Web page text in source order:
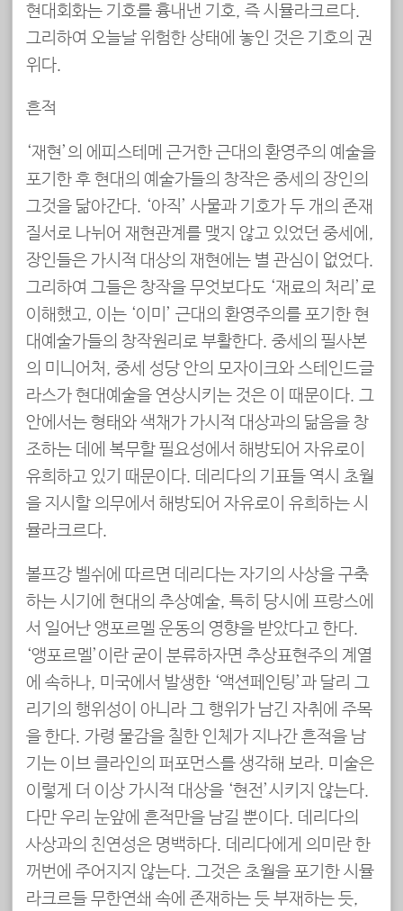
현대회화는 기호를 흉내낸 기호, 즉 시뮬라크르다.
그리하여 오늘날 위험한 상태에 놓인 것은 기호의 권
위다.
흔적
‘재현’의 에피스테메 근거한 근대의 환영주의 예술을
포기한 후 현대의 예술가들의 창작은 중세의 장인의
그것을 닮아간다. ‘아직’ 사물과 기호가 두 개의 존재
질서로 나뉘어 재현관계를 맺지 않고 있었던 중세에,
장인들은 가시적 대상의 재현에는 별 관심이 없었다.
그리하여 그들은 창작을 무엇보다도 ‘재료의 처리’로
이해했고, 이는 ‘이미’ 근대의 환영주의를 포기한 현
대예술가들의 창작원리로 부활한다. 중세의 필사본
의 미니어처, 중세 성당 안의 모자이크와 스테인드글
라스가 현대예술을 연상시키는 것은 이 때문이다. 그
안에서는 형태와 색채가 가시적 대상과의 닮음을 창
조하는 데에 복무할 필요성에서 해방되어 자유로이
유희하고 있기 때문이다. 데리다의 기표들 역시 초월
을 지시할 의무에서 해방되어 자유로이 유희하는 시
뮬라크르다.
볼프강 벨쉬에 따르면 데리다는 자기의 사상을 구축
하는 시기에 현대의 추상예술, 특히 당시에 프랑스에
서 일어난 앵포르멜 운동의 영향을 받았다고 한다.
‘앵포르멜’이란 굳이 분류하자면 추상표현주의 계열
에 속하나, 미국에서 발생한 ‘액션페인팅’과 달리 그
리기의 행위성이 아니라 그 행위가 남긴 자취에 주목
을 한다. 가령 물감을 칠한 인체가 지나간 흔적을 남
기는 이브 클라인의 퍼포먼스를 생각해 보라. 미술은
이렇게 더 이상 가시적 대상을 ‘현전’시키지 않는다.
다만 우리 눈앞에 흔적만을 남길 뿐이다. 데리다의
사상과의 친연성은 명백하다. 데리다에게 의미란 한
꺼번에 주어지지 않는다. 그것은 초월을 포기한 시뮬
라크르들 무한연쇄 속에 존재하는 듯 부재하는 듯,